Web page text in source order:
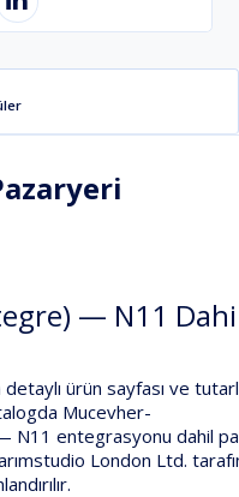
— N11
detaylı ürün sayfası ve
Mucevher-
N11 entegrasyonu dahil
London Ltd.